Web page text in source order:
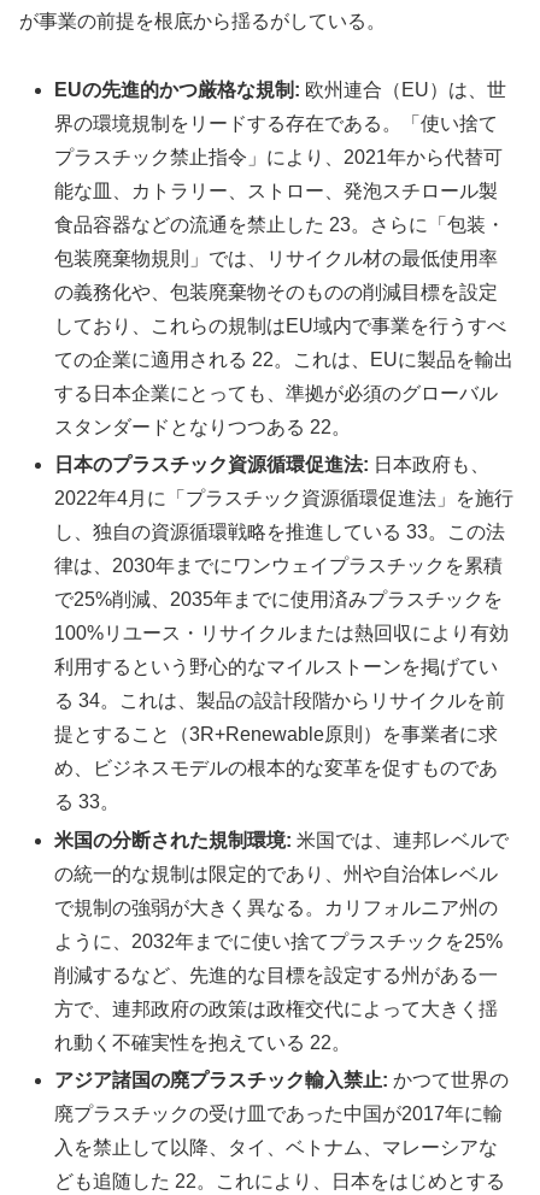
が事業の前提を根底から揺るがしている。
EUの先進的かつ厳格な規制: 欧州連合（EU）は、世
界の環境規制をリードする存在である。「使い捨て
プラスチック禁止指令」により、2021年から代替可
能な皿、カトラリー、ストロー、発泡スチロール製
食品容器などの流通を禁止した 23。さらに「包装・
包装廃棄物規則」では、リサイクル材の最低使用率
の義務化や、包装廃棄物そのものの削減目標を設定
しており、これらの規制はEU域内で事業を行うすべ
ての企業に適用される 22。これは、EUに製品を輸出
する日本企業にとっても、準拠が必須のグローバル
スタンダードとなりつつある 22。
日本のプラスチック資源循環促進法: 日本政府も、
2022年4月に「プラスチック資源循環促進法」を施行
し、独自の資源循環戦略を推進している 33。この法
律は、2030年までにワンウェイプラスチックを累積
で25%削減、2035年までに使用済みプラスチックを
100%リユース・リサイクルまたは熱回収により有効
利用するという野心的なマイルストーンを掲げてい
る 34。これは、製品の設計段階からリサイクルを前
提とすること（3R+Renewable原則）を事業者に求
め、ビジネスモデルの根本的な変革を促すものであ
る 33。
米国の分断された規制環境: 米国では、連邦レベルで
の統一的な規制は限定的であり、州や自治体レベル
で規制の強弱が大きく異なる。カリフォルニア州の
ように、2032年までに使い捨てプラスチックを25%
削減するなど、先進的な目標を設定する州がある一
方で、連邦政府の政策は政権交代によって大きく揺
れ動く不確実性を抱えている 22。
アジア諸国の廃プラスチック輸入禁止: かつて世界の
廃プラスチックの受け皿であった中国が2017年に輸
入を禁止して以降、タイ、ベトナム、マレーシアな
ども追随した 22。これにより、日本をはじめとする